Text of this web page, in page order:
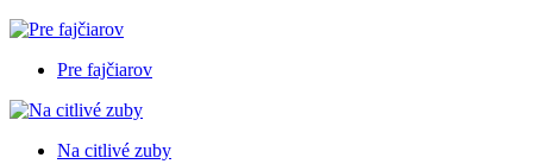
Pre fajčiarov
Na citlivé zuby